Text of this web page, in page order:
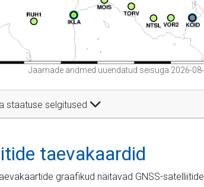
Jaamade andmed uuendatud seisuga 2026-
staatuse selgitused
taevakaardid
graafikud näitavad GNSS-